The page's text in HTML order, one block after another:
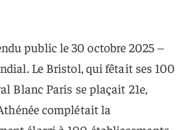
public le 30 octobre 2025 –
Le Bristol, qui fêtait ses 100
Blanc Paris se plaçait 21e,
complétait la